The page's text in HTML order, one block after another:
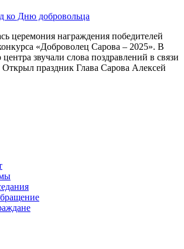
церемония награждения победителей
«Доброволец Сарова – 2025». В
звучали слова поздравлений в связи
праздник Глава Сарова Алексей